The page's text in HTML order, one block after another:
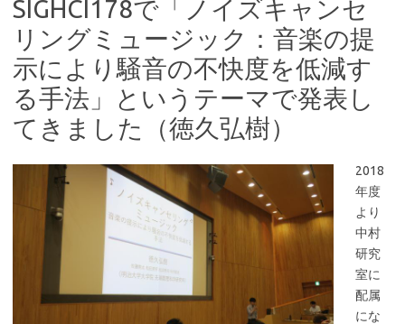
SIGHCI178で「ノイズキャンセ
リングミュージック：音楽の提
示により騒音の不快度を低減す
る手法」というテーマで発表し
てきました（徳久弘樹）
2018
年度
より
中村
研究
室に
配属
にな